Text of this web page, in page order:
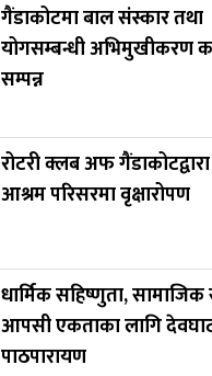
गैंडाकोटमा बाल संस्कार तथा
योगसम्बन्धी अभिमुखीकरण
सम्पन्न
रोटरी क्लब अफ
आश्रम परिसरमा वृक्षारोपण
धार्मिक सहिष्णुता, सामाजिक
आपसी एकताका लागि
पाठपारायण